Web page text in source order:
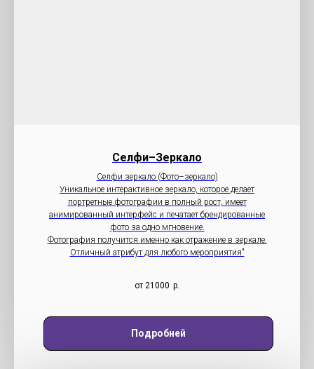
Селфи–Зеркало
Селфи зеркало (Фото–зеркало)
Уникальное интерактивное зеркало, которое делает
портретные фотографии в полный рост, имеет
анимированный интерфейс и печатает брендированные
фото за одно мгновение.
Фотография получится именно как отражение в зеркале.
Отличный атрибут для любого мероприятия"
от 21000 р.
Подробней